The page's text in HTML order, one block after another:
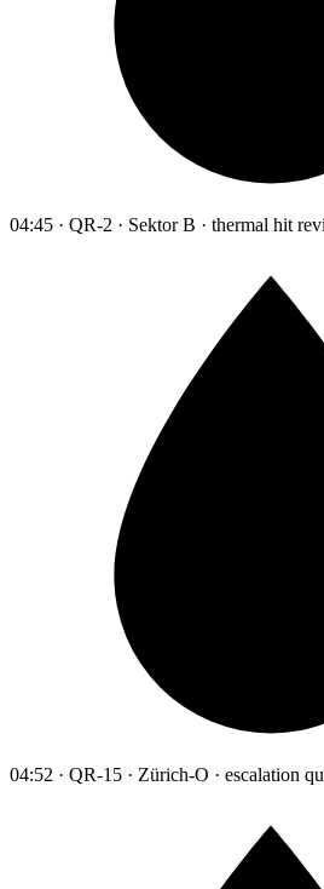
04:45 · QR-2 · Sektor B · thermal hit
04:52 · QR-15 · Zürich-O · escalation